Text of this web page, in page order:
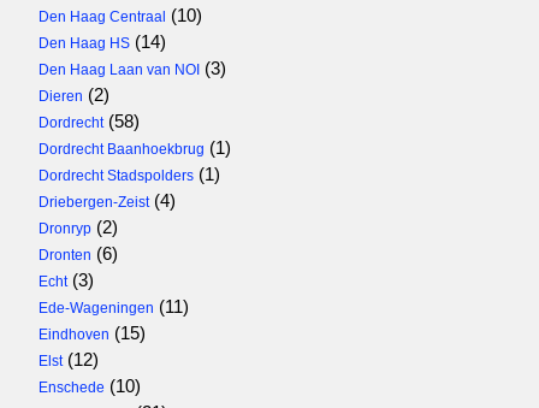
Den Haag Centraal (10)
Den Haag HS (14)
Den Haag Laan van NOI (3)
Dieren (2)
Dordrecht(58)
Dordrecht Baanhoekbrug (1)
Dordrecht Stadspolders (1)
Driebergen-Zeist(4)
Dronryp (2)
Dronten (6)
Echt(3)
Ede-Wageningen (11)
Eindhoven (15)
Elst(12)
Enschede (10)